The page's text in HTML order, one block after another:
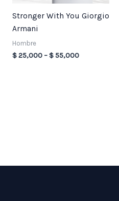
Stronger With You Giorgio
Armani
Hombre
$25,000 –$55,000